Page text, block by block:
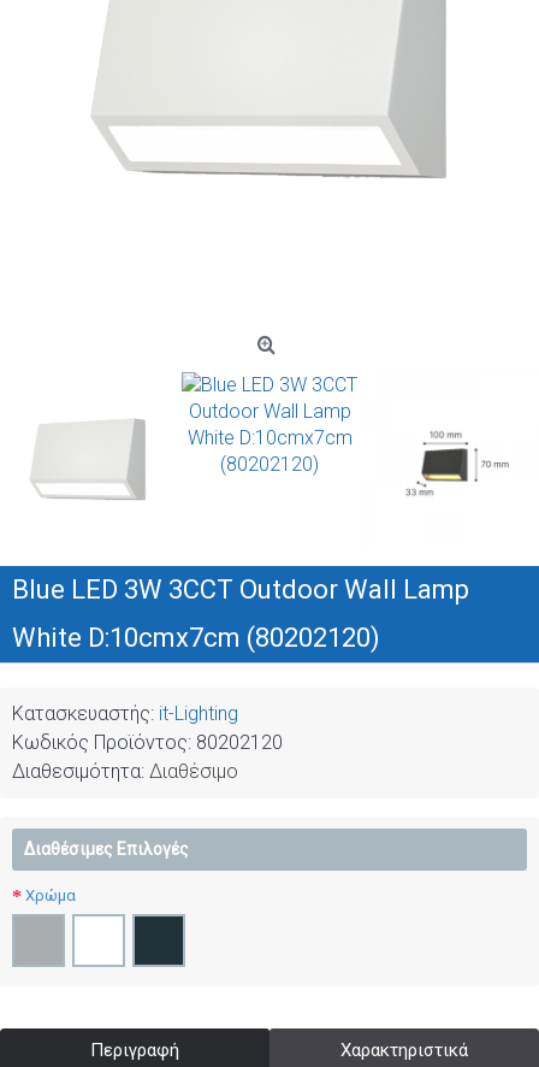
Blue LED 3W 3CCT Outdoor Wall Lamp
White D:10cmx7cm (80202120)
Κατασκευαστής: it-Lighting
Κωδικός Προϊόντος: 80202120
Διαθεσιμότητα: Διαθέσιμο
Διαθέσιμες Επιλογές
Χρώμα
Περιγραφή Χαρακτηριστικά